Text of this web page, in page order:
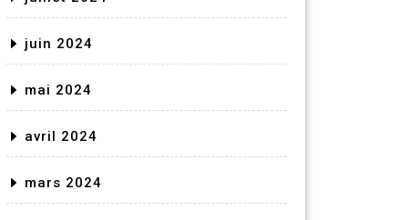
juin 2024
mai 2024
avril 2024
mars 2024